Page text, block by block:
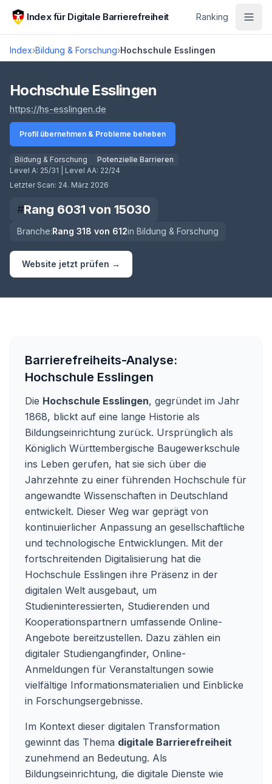
Zum Hauptinhalt springen
Index für Digitale Barrierefreiheit Ranking
Index›Bildung & Forschung›Hochschule Esslingen
Score lädt
Hochschule Esslingen
https://hs-esslingen.de
Profil übernehmen & Probleme beheben
Bildung & Forschung
Potenzielle Barrieren
Level A: 25/31 | Level AA: 22/24
Letzter Scan: 24. März 2026
#Rang 6031 von 15030
Branche:Rang 318 von 612in Bildung & Forschung
Website jetzt prüfen →
Barrierefreiheits-Analyse:
Hochschule Esslingen
Die Hochschule Esslingen, gegründet im Jahr
1868, blickt auf eine lange Historie als
Bildungseinrichtung zurück. Ursprünglich als
Königlich Württembergische Baugewerkschule
ins Leben gerufen, hat sie sich über die
Jahrzehnte zu einer führenden Hochschule für
angewandte Wissenschaften in Deutschland
entwickelt. Dieser Weg war geprägt von
kontinuierlicher Anpassung an gesellschaftliche
und technologische Entwicklungen. Mit der
fortschreitenden Digitalisierung hat die
Hochschule Esslingen ihre Präsenz in der
digitalen Welt ausgebaut, um
Studieninteressierten, Studierenden und
Kooperationspartnern umfassende Online-
Angebote bereitzustellen. Dazu zählen ein
digitaler Studiengangfinder, Online-
Anmeldungen für Veranstaltungen sowie
vielfältige Informationsmaterialien und Einblicke
in Forschungsergebnisse.
Im Kontext dieser digitalen Transformation
gewinnt das Thema digitale Barrierefreiheit
zunehmend an Bedeutung. Als
Bildungseinrichtung, die digitale Dienste wie